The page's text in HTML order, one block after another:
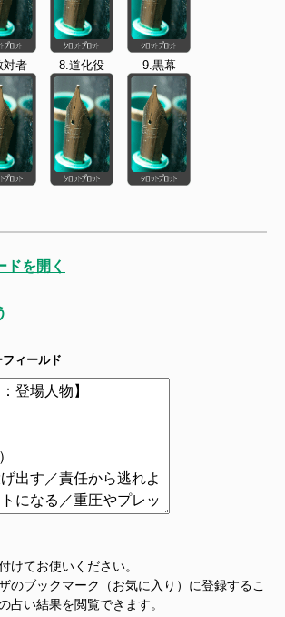
対者 8.道化役 9.黒幕
ドを開く
ィールド
けてお使いください。
のブックマーク（お気に入り）に登録するこ
占い結果を閲覧できます。